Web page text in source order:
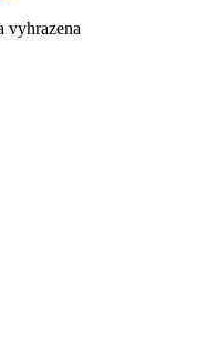
vyhrazena